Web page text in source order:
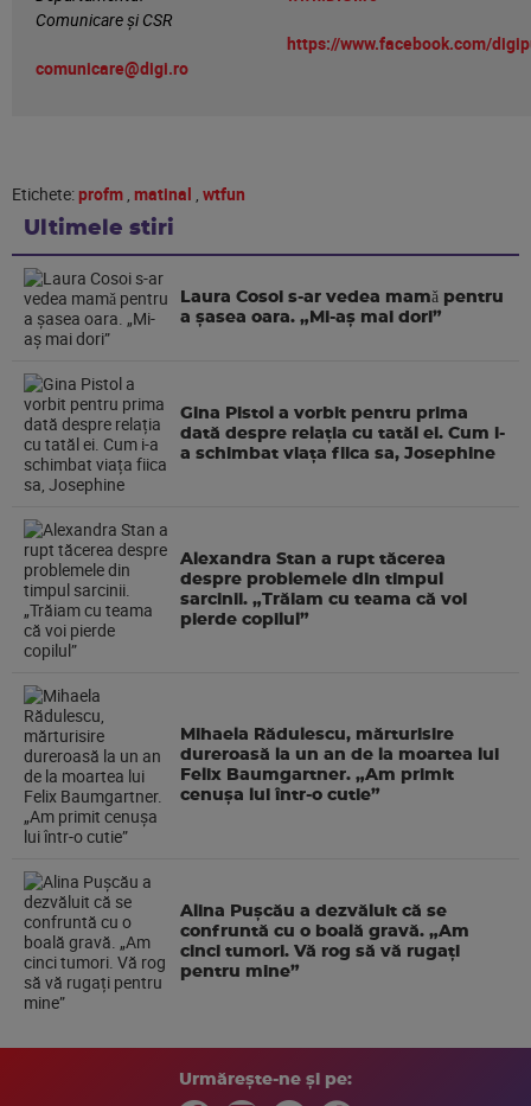
Comunicare și CSR
comunicare@digi.ro
https://www.facebook.com/
Etichete:profm , matinal , wtfun
Ultimele stiri
Laura Cosoi s-ar vedea mamǎ pentru
a şasea oara. „Mi-aș mai dori”
Gina Pistol a vorbit pentru prima
dată despre relația cu tatăl ei. Cum i-
a schimbat viața fiica sa, Josephine
Alexandra Stan a rupt tăcerea
despre problemele din timpul
sarcinii. „Trăiam cu teama că voi
pierde copilul”
Mihaela Rădulescu, mărturisire
dureroasă la un an de la moartea lui
Felix Baumgartner. „Am primit
cenușa lui într-o cutie”
Alina Pușcău a dezvăluit că se
confruntă cu o boală gravă. „Am
cinci tumori. Vă rog să vă rugați
pentru mine”
Urmărește-ne și pe: